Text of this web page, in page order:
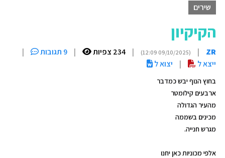
שירים
הקיקיון
ZR
|
(09/10/2025 12:09)
| 234 צפיות | 9 תגובות
|
ייצא ל
| יצוא ל
בחוץ הנוף יבש כמדבר
ארבעים קילומטר
מהעיר הגדולה
מכינים בשממה
מגרש חנייה.
אלפי מכוניות כאן יחנו